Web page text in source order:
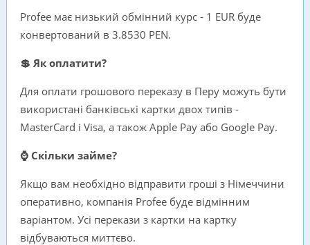
Profee має низький обмінний курс - 1 EUR буде
конвертований в 3.8530 PEN.
💲 Як оплатити?
Для оплати грошового переказу в Перу можуть бути
використані банківські картки двох типів -
MasterCard i Visa, а також Apple Pay або Google Pay.
⌚ Скільки займе?
Якщо вам необхідно відправити гроші з Німеччини
оперативно, компанія Profee буде відмінним
варіантом. Усі перекази з картки на картку
відбуваються миттєво.